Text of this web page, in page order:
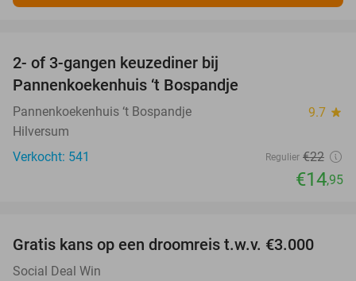
2- of 3-gangen keuzediner bij
Pannenkoekenhuis ‘t Bospandje
Pannenkoekenhuis ‘t Bospandje 9.7 star
Hilversum
Verkocht: 541
Regulier €22
€14,95
Gratis kans op een droomreis t.w.v. €3.000
Social Deal Win